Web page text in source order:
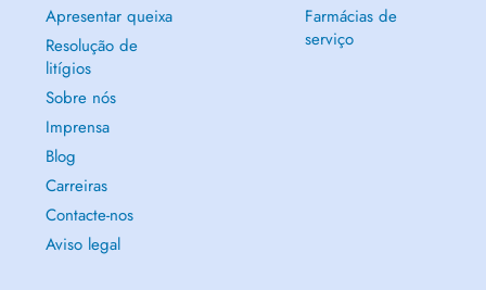
Apresentar queixa
Resolução de
litígios
Sobre nós
Imprensa
Blog
Carreiras
Contacte-nos
Aviso legal
Farmácias de
serviço